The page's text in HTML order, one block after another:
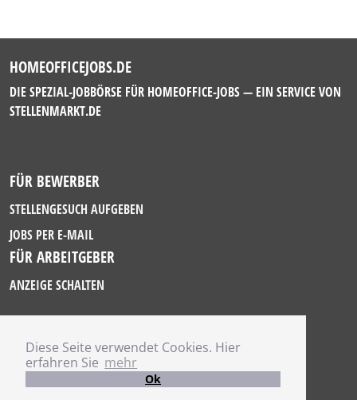
Diese Seite verwendet Cookies. Hier
erfahren Sie mehr
Ok
HOMEOFFICEJOBS.DE
DIE SPEZIAL-JOBBÖRSE FÜR HOMEOFFICE-JOBS — EIN SERVICE VON
STELLENMARKT.DE
FÜR BEWERBER
STELLENGESUCH AUFGEBEN
JOBS PER E-MAIL
FÜR ARBEITGEBER
ANZEIGE SCHALTEN
IMPRESSUM
DATENSCHUTZ